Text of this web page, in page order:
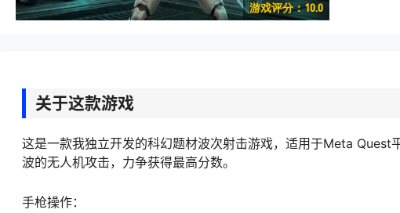
游戏评分：10.0
关于这款游戏
这是一款我独立开发的科幻题材波次射击游戏，适用于Meta
波的无人机攻击，力争获得最高分数。
手枪操作：